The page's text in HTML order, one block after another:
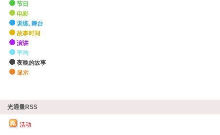
节日
电影
训练, 舞台
故事时间
演讲
平均
夜晚的故事
显示
光通量RSS
活动